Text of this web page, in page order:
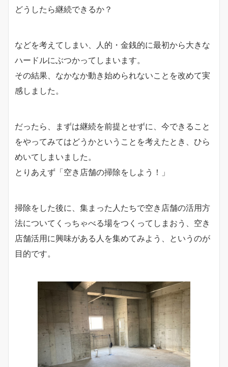
どうしたら継続できるか？
などを考えてしまい、人的・金銭的に最初から大きな
ハードルにぶつかってしまいます。
その結果、なかなか動き始められないことを改めて実
感しました。
だったら、まずは継続を前提とせずに、今できること
をやってみてはどうかということを考えたとき、ひら
めいてしまいました。
とりあえず「空き店舗の掃除をしよう！」
掃除をした後に、集まった人たちで空き店舗の活用方
法についてくっちゃべる場をつくってしまおう、空き
店舗活用に興味がある人を集めてみよう、というのが
目的です。